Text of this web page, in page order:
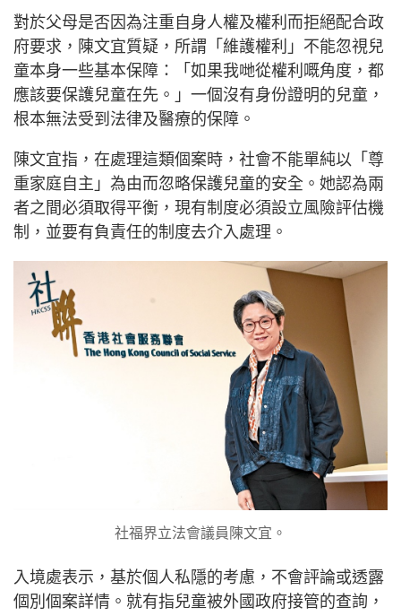
對於父母是否因為注重自身人權及權利而拒絕配合政
府要求，陳文宜質疑，所謂「維護權利」不能忽視兒
童本身一些基本保障：「如果我哋從權利嘅角度，都
應該要保護兒童在先。」一個沒有身份證明的兒童，
根本無法受到法律及醫療的保障。
陳文宜指，在處理這類個案時，社會不能單純以「尊
重家庭自主」為由而忽略保護兒童的安全。她認為兩
者之間必須取得平衡，現有制度必須設立風險評估機
制，並要有負責任的制度去介入處理。
社福界立法會議員陳文宜。
入境處表示，基於個人私隱的考慮，不會評論或透露
個別個案詳情。就有指兒童被外國政府接管的查詢，